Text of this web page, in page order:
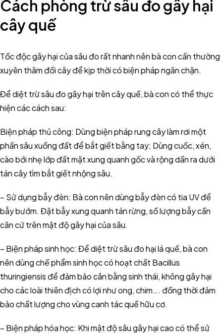
Cách phòng trừ sâu đo gây hại
cây quế
Tốc độc gây hại của sâu đo rất nhanh nên bà con cần thường
xuyên thăm đồi cây để kịp thời có biện pháp ngăn chặn.
Để diệt trừ sâu đo gây hại trên cây quế, bà con có thể thực
hiện các cách sau:
Biện pháp thủ công: Dùng biện pháp rung cây làm rơi một
phần sâu xuống đất để bắt giết bằng tay; Dùng cuốc, xén,
cào bới nhẹ lớp đất mặt xung quanh gốc và rộng dần ra dưới
tán cây tìm bắt giết nhộng sâu.
– Sử dụng bẫy đèn: Bà con nên dùng bẫy đèn có tia UV để
bẫy bướm. Đặt bẫy xung quanh tán rừng, số lượng bẫy cần
căn cứ trên mật độ gây hại của sâu.
– Biện pháp sinh học: Để diệt trừ sâu đo hại lá quế, bà con
nên dùng chế phẩm sinh học có hoạt chất Bacillus
thuringiensis để đảm bảo cân bằng sinh thái, không gây hại
cho các loài thiên địch có lợi như ong, chim…. đồng thời đảm
bảo chất lượng cho vùng canh tác quế hữu cơ.
– Biện pháp hóa học: Khi mật độ sâu gây hại cao có thể sử